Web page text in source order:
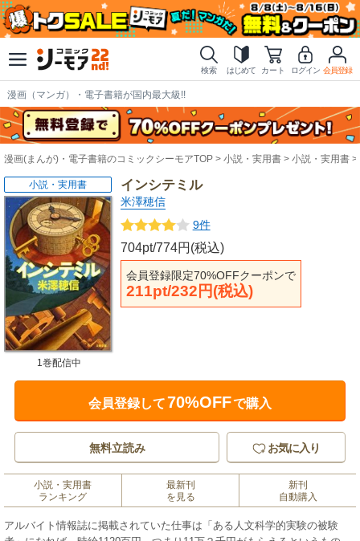
検索 はじめて カート ログイン 会員登録
漫画（マンガ）・電子書籍が国内最大級!!
漫画(まんが)・電子書籍のコミックシーモアTOP 小説・実用書 小説・実用書
インシテミル
米澤穂信
9件
704pt/774円(税込)
会員登録限定70%OFFクーポンで
211pt/232円(税込)
小説・実用書
1巻配信中
会員登録して70%OFFで購入
無料立読み お気に入り
小説・実用書
ランキング
最新刊
を見る
新刊
自動購入
アルバイト情報誌に掲載されていた仕事は「ある人文科学的実験の被験